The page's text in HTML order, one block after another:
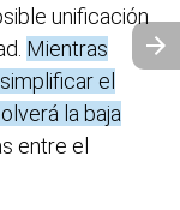
unificación
Mientras
el
la baja
entre el